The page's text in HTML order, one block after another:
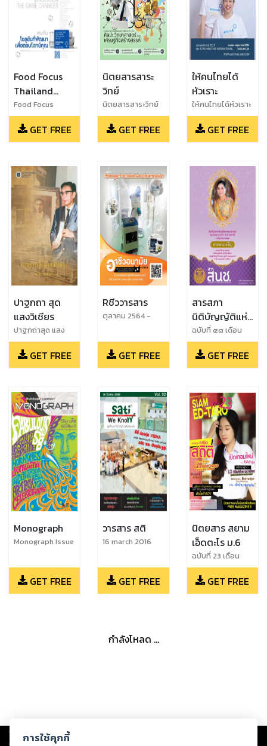
Food Focus
Thailand
magazine
Food Focus
Thailand
Magazine June
2024
GET FREE
นิตยสารสาระ
วิทย์
นิตยสารสาระวิทย์
ฉบับที่ 104
พฤศจิกายน 2564
GET FREE
ให้คนไทยได้
หัวเราะ
ให้คนไทยได้หัวเราะ
ปีที่ 1 ฉบับที่ 4
(เมษายน -
พฤษภาคม 2024)
GET FREE
ปาฐกถา สุด
แสงวิเชียร
ปาฐกถาสุด แสง
วิเชียร พ.ศ. 2566
GET FREE
Rชีววารสาร
ตุลาคม 2564 -
GET FREE
สารสภา
นิติบัญญัติแห่ง
ชาติ
ฉบับที่ ๕๘ เดือน
พฤษภาคม ๒๕๖๒
GET FREE
Monograph
Monograph Issue
GET FREE
วารสาร สติ
16 march 2016
GET FREE
นิตยสาร สยาม
เอ็ดตะโร ม.6
ฉบับที่ 23 เดือน
มิถุนายน 2561
GET FREE
กำลังโหลด ...
Copyright © 2026
ต่อผลงานหรือเนื้อหาใดที่อัปโหลดผ่านเว็บไซต์และปรากฏว่าละเมิดสิทธิใน
การใช้คุกกี้